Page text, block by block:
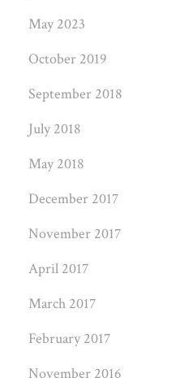
May 2023
October 2019
September 2018
July 2018
May 2018
December 2017
November 2017
April 2017
March 2017
February 2017
November 2016